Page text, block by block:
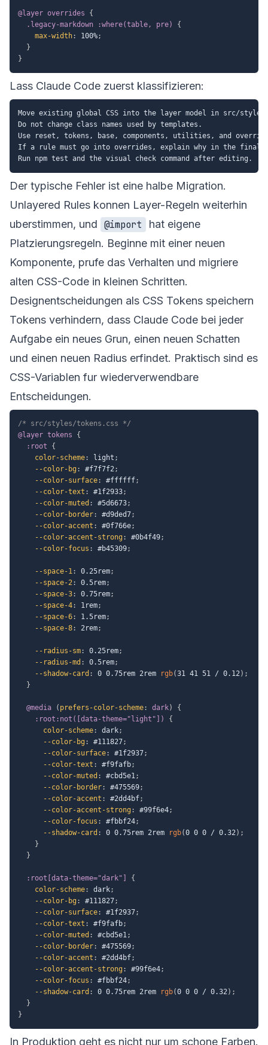
@layer overrides
{
.legacy-markdown :where(table, pre)
{
max-width: 100%;
}
}
Lass Claude Code zuerst klassifizieren:
Move existing global CSS into the layer model in src/
Do not change class names used by templates.
Use reset, tokens, base, components, utilities, and
If a rule must go into overrides, explain why in the final
Der typische Fehler ist eine halbe Migration.
Unlayered Rules konnen Layer-Regeln weiterhin
uberstimmen, und @import
hat eigene
Platzierungsregeln. Beginne mit einer neuen
Komponente, prufe das Verhalten und migriere
alten CSS-Code in kleinen Schritten.
Designentscheidungen als CSS Tokens speichern
Tokens verhindern, dass Claude Code bei jeder
Aufgabe ein neues Grun, einen neuen Schatten
und einen neuen Radius erfindet. Praktisch sind es
CSS-Variablen fur wiederverwendbare
Entscheidungen.
/* src/styles/tokens.css */
@layer tokens
{
:root
{
color-scheme: light ;
--color-bg: #f7f7f2;
--color-surface: #ffffff;
--color-text : #1f2933;
--color-muted : #5d6673;
--color-border: #d9ded7;
--color-accent : #0f766e;
--color-accent-strong: #0b4f49;
--color-focus : #b45309;
--space-1: 0.25rem;
--space-2: 0.5rem;
--space-3: 0.75rem;
--space-4: 1rem;
--space-6: 1.5rem;
--space-8: 2rem;
--radius-sm: 0.25rem;
--radius-md : 0.5rem;
--shadow-card : 0 0.75rem 2rem rgb(31 41 51 / 0.12) ;
}
@media ( prefers-color-scheme: dark)
{
:root:not([data-theme="light"])
{
color-scheme: dark;
--color-bg: #111827;
--color-surface: #1f2937;
--color-text : #f9fafb;
--color-muted : #cbd5e1;
--color-border: #475569;
--color-accent : #2dd4bf;
--color-accent-strong: #99f6e4;
--color-focus : #fbbf24;
--shadow-card : 0 0.75rem 2rem rgb(0 0 0 / 0.32) ;
}
}
:root[data-theme="dark"]
{
color-scheme: dark;
--color-bg: #111827;
--color-surface: #1f2937;
--color-text : #f9fafb;
--color-muted : #cbd5e1;
--color-border: #475569;
--color-accent : #2dd4bf;
--color-accent-strong: #99f6e4;
--color-focus : #fbbf24;
--shadow-card : 0 0.75rem 2rem rgb(0 0 0 / 0.32) ;
}
}
In Produktion geht es nicht nur um schone Farben.